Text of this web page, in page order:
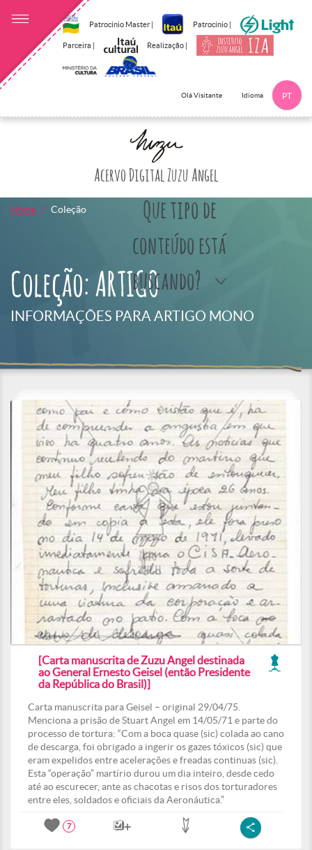
Patrocínio Master | Patrocínio |
Parceira | Realização |
Olá Visitante Idioma PT
Acervo Digital Zuzu Angel
Que tipo de
conteúdo está
buscando?
Home Coleção
Coleção: ARTIGO
INFORMAÇÕES PARA ARTIGO MONO
[Carta manuscrita de Zuzu Angel destinada
ao General Ernesto Geisel (então Presidente
da República do Brasil)]
Carta manuscrita para Geisel – original 29/04/75.
Menciona a prisão de Stuart Angel em 14/05/71 e parte do
processo de tortura: “Com a boca quase (sic) colada ao cano
de descarga, foi obrigado a ingerir os gazes tóxicos (sic) que
eram expelidos entre acelerações e freadas continuas (sic).
Esta “operação” martírio durou um dia inteiro, desde cedo
até ao escurecer, ante as chacotas e risos dos torturadores
entre eles, soldados e oficiais da Aeronáutica.”
7